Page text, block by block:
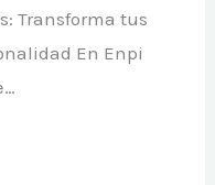
Transforma tus
En Enpi